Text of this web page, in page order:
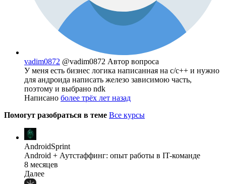
vadim0872 @vadim0872 Автор вопроса
У меня есть бизнес логика написанная на c/c++ и нужно
для андроида написать железо зависимою часть,
поэтому и выбрано ndk
Написано более трёх лет назад
Помогут разобраться в теме Все курсы
AndroidSprint
Android + Аутстаффинг: опыт работы в IT-команде
8 месяцев
Далее